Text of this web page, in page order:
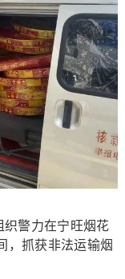
警力在宁旺烟花
，抓获非法运输烟